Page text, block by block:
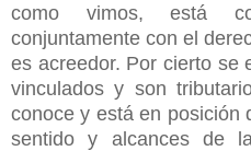
como vimos, está
conjuntamente con el
es acreedor. Por cierto se
vinculados y son
conoce y está en posición
sentido y alcances de